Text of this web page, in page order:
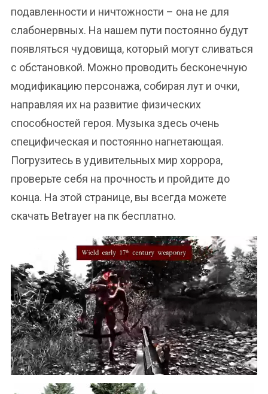
подавленности и ничтожности – она не для
слабонервных. На нашем пути постоянно будут
появляться чудовища, который могут сливаться
с обстановкой. Можно проводить бесконечную
модификацию персонажа, собирая лут и очки,
направляя их на развитие физических
способностей героя. Музыка здесь очень
специфическая и постоянно нагнетающая.
Погрузитесь в удивительных мир хоррора,
проверьте себя на прочность и пройдите до
конца. На этой странице, вы всегда можете
скачать Betrayer на пк бесплатно.